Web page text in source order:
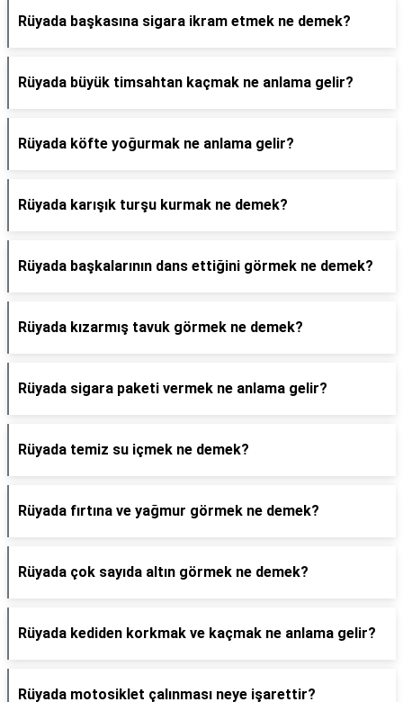
Rüyada başkasına sigara ikram etmek ne demek?
Rüyada büyük timsahtan kaçmak ne anlama gelir?
Rüyada köfte yoğurmak ne anlama gelir?
Rüyada karışık turşu kurmak ne demek?
Rüyada başkalarının dans ettiğini görmek ne demek?
Rüyada kızarmış tavuk görmek ne demek?
Rüyada sigara paketi vermek ne anlama gelir?
Rüyada temiz su içmek ne demek?
Rüyada fırtına ve yağmur görmek ne demek?
Rüyada çok sayıda altın görmek ne demek?
Rüyada kediden korkmak ve kaçmak ne anlama gelir?
Rüyada motosiklet çalınması neye işarettir?